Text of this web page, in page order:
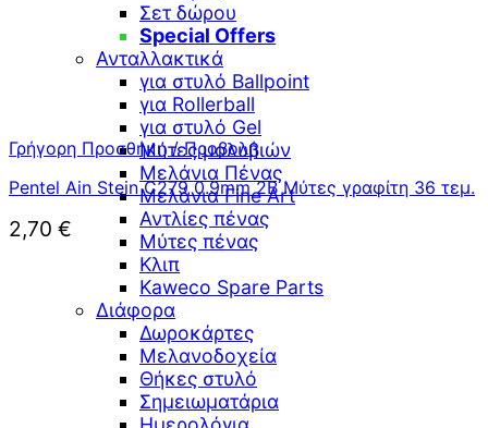
Σετ δώρου
Special Offers
Ανταλλακτικά
για στυλό Ballpoint
για Rollerball
για στυλό Gel
Μύτες μολυβιών
Μελάνια Πένας
Μελάνια Fine Art
Αντλίες πένας
Μύτες πένας
Κλιπ
Kaweco Spare Parts
Διάφορα
Δωροκάρτες
Μελανοδοχεία
Θήκες στυλό
Σημειωματάρια
Γρήγορη Προσθήκη / Προβολή
Pentel Ain Stein C279 0.9mm 2B Μύτες γραφίτη 36 τεμ.
2,70 €